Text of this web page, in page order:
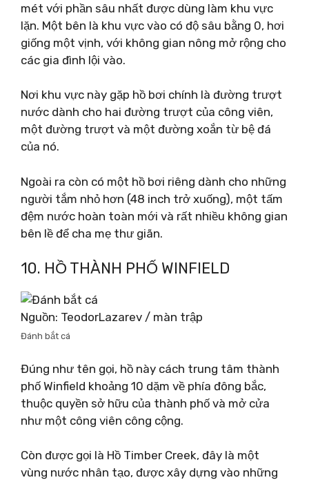
mét với phần sâu nhất được dùng làm khu vực
lặn. Một bên là khu vực vào có độ sâu bằng 0, hơi
giống một vịnh, với không gian nông mở rộng cho
các gia đình lội vào.
Nơi khu vực này gặp hồ bơi chính là đường trượt
nước dành cho hai đường trượt của công viên,
một đường trượt và một đường xoắn từ bệ đá
của nó.
Ngoài ra còn có một hồ bơi riêng dành cho những
người tắm nhỏ hơn (48 inch trở xuống), một tấm
đệm nước hoàn toàn mới và rất nhiều không gian
bên lề để cha mẹ thư giãn.
10. HỒ THÀNH PHỐ WINFIELD
Nguồn: TeodorLazarev / màn trập
Đánh bắt cá
Đúng như tên gọi, hồ này cách trung tâm thành
phố Winfield khoảng 10 dặm về phía đông bắc,
thuộc quyền sở hữu của thành phố và mở cửa
như một công viên công cộng.
Còn được gọi là Hồ Timber Creek, đây là một
vùng nước nhân tạo, được xây dựng vào những